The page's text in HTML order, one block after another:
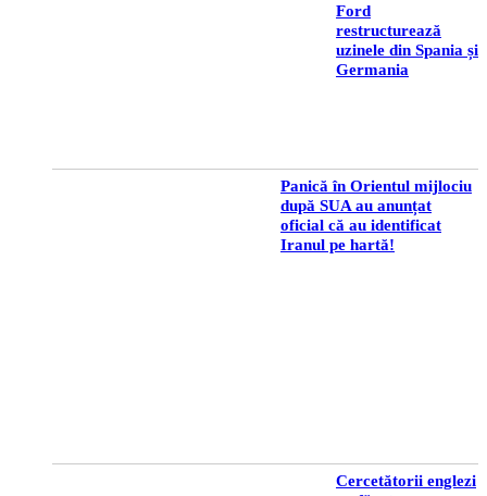
Ford
restructurează
uzinele din Spania și
Germania
Panică în Orientul mijlociu
după SUA au anunțat
oficial că au identificat
Iranul pe hartă!
Cercetătorii englezi